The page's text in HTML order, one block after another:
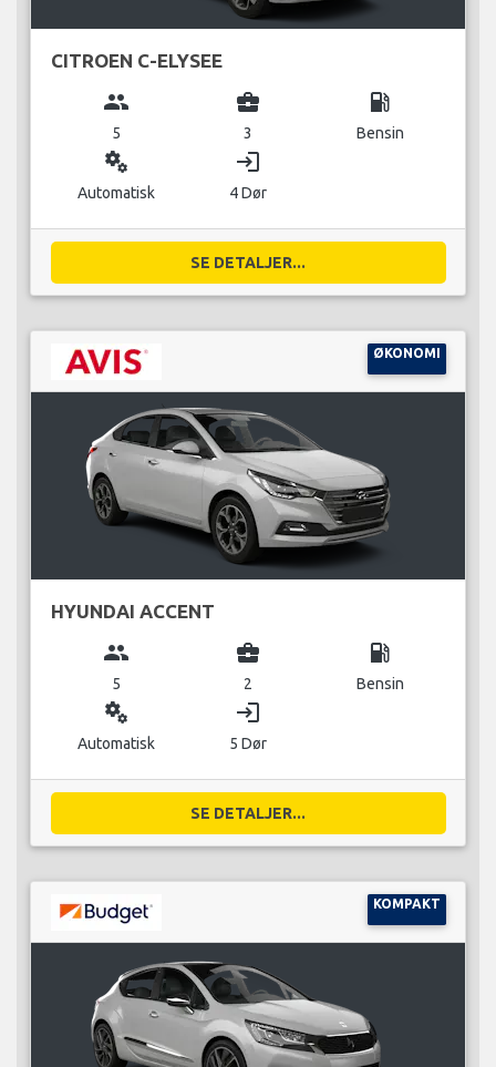
CITROEN C-ELYSEE
group
5
business_center
3
local_gas_station
Bensin
miscellaneous_services
Automatisk
login
4 Dør
SE DETALJER...
ØKONOMI
HYUNDAI ACCENT
group
5
business_center
2
local_gas_station
Bensin
miscellaneous_services
Automatisk
login
5 Dør
SE DETALJER...
KOMPAKT